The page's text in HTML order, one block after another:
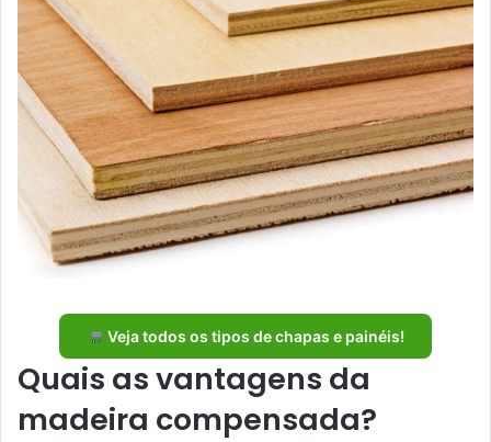
Veja todos os tipos de chapas e painéis!
Quais as vantagens da
madeira compensada?